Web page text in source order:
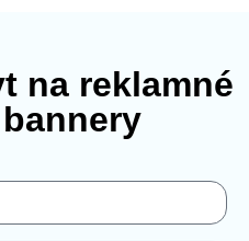
na reklamné